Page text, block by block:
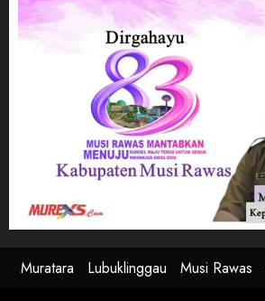
Muratara Lubuklinggau Musi Rawas